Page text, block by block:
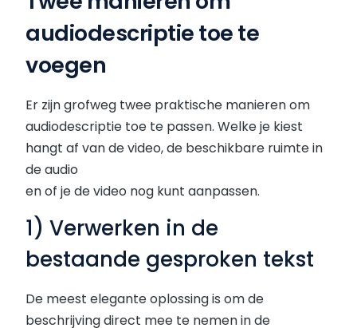
audiodescriptie toe te
voegen
Er zijn grofweg twee praktische manieren om
audiodescriptie toe te passen. Welke je kiest
hangt af van de video, de beschikbare ruimte in
de audio
en of je de video nog kunt aanpassen.
1) Verwerken in de
bestaande gesproken tekst
De meest elegante oplossing is om de
beschrijving direct mee te nemen in de